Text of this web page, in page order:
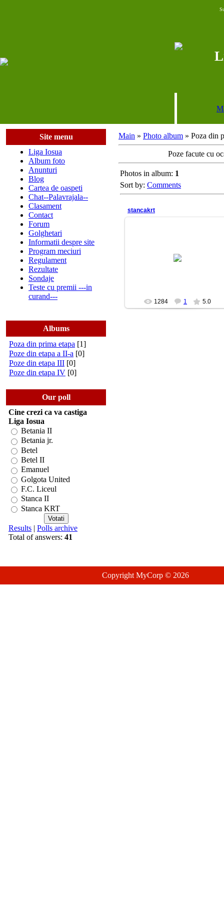
Site menu
Liga Iosua
Album foto
Anunturi
Blog
Cartea de oaspeti
Chat--Palavrajala--
Clasament
Contact
Forum
Golghetari
Informatii despre site
Program meciuri
Regulament
Rezultate
Sondaje
Teste cu premii ---in
curand---
Albums
Poza din prima etapa [1]
Poze din etapa a II-a [0]
Poze din etapa III [0]
Poze din etapa IV [0]
Our poll
Cine crezi ca va castiga
Liga Iosua
Betania II
Betania jr.
Betel
Betel II
Emanuel
Golgota United
F.C. Liceul
Stanca II
Stanca KRT
Results | Polls archive
Total of answers: 41
Main » Photo album » Poza din
Poze facute cu
Photos in album: 1
Sort by: Comments
stancakrt
Echiap de fotbal a bisericii stanca...
1284 1 5.0
Copyright MyCorp © 2026